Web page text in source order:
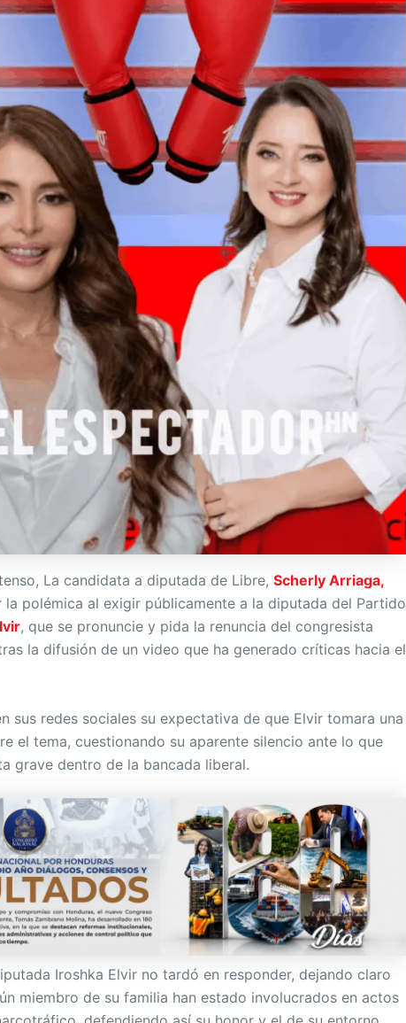
La candidata a diputada de Libre, Scherly Arriaga,
la polémica al exigir públicamente a la diputada del Partido
, que se pronuncie y pida la renuncia del congresista
la difusión de un video que ha generado críticas hacia el
sus redes sociales su expectativa de que Elvir tomara una
el tema, cuestionando su aparente silencio ante lo que
grave dentro de la bancada liberal.
Iroshka Elvir no tardó en responder, dejando claro
miembro de su familia han estado involucrados en actos